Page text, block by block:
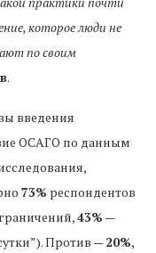
которое люди не
по своим
.
введения
ОСАГО по данным
73% респондентов
43% —
Против —20%,